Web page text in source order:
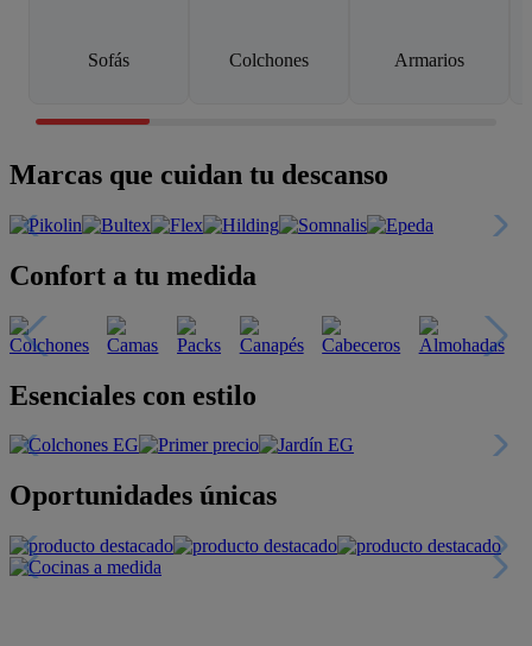
Sofás Colchones Armarios
Marcas que cuidan tu descanso
Confort a tu medida
Esenciales con estilo
Oportunidades únicas